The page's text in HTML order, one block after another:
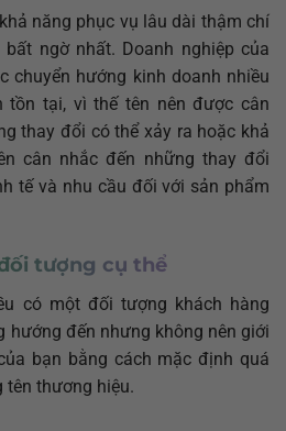
năng phục vụ lâu dài thậm chí
ngờ nhất. Doanh nghiệp của
chuyển hướng kinh doanh nhiều
tồn tại, vì thế tên nên được cân
thay đổi có thể xảy ra hoặc khả
cân nhắc đến những thay đổi
tế và nhu cầu đối với sản phẩm
tượng cụ thể
có một đối tượng khách hàng
hướng đến nhưng không nên giới
bạn bằng cách mặc định quá
thương hiệu.